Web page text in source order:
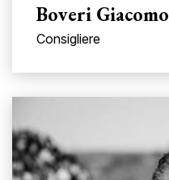
Boveri Giacomo
Consigliere